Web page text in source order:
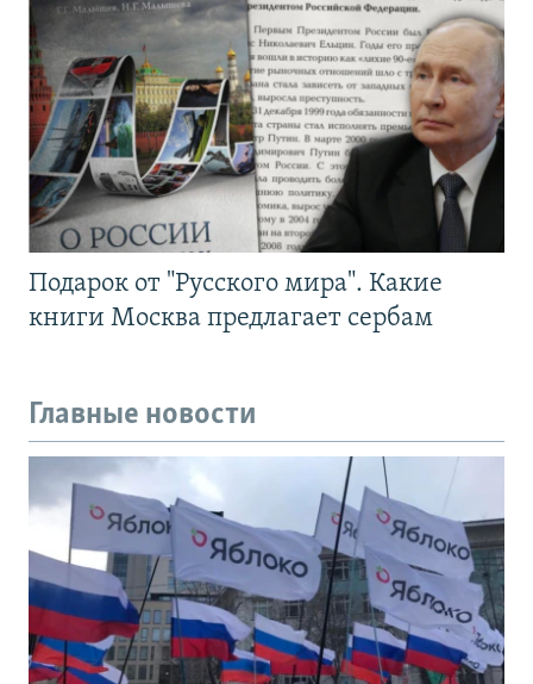
Подарок от "Русского мира". Какие
книги Москва предлагает сербам
Главные новости